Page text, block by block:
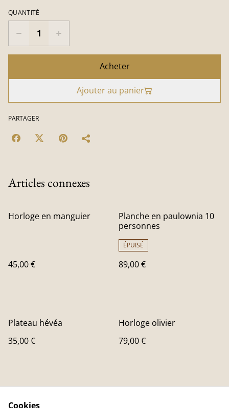
QUANTITÉ
Acheter
Ajouter au panier
PARTAGER
Articles connexes
Horloge en manguier
45,00 €
Planche en paulownia 10
personnes
ÉPUISÉ
89,00 €
Plateau hévéa
35,00 €
Horloge olivier
79,00 €
Cookies